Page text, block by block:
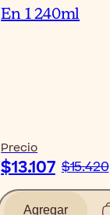
En 1 240ml
Precio
$13.107 $15.420
Agregar